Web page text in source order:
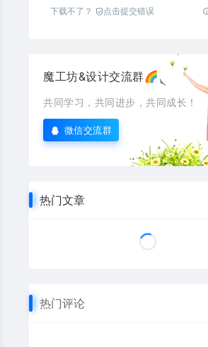
下载不了？ 点击提交错误
魔工坊&设计交流群🌈
共同学习，共同进步，共同成长！
微信交流群
热门文章
热门评论